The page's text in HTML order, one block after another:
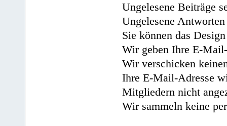
Ungelesene Beiträge
Ungelesene
Sie können das
Wir geben Ihre E-
Wir verschicken
Ihre E-Mail-Adresse
Mitgliedern nicht
Wir sammeln keine